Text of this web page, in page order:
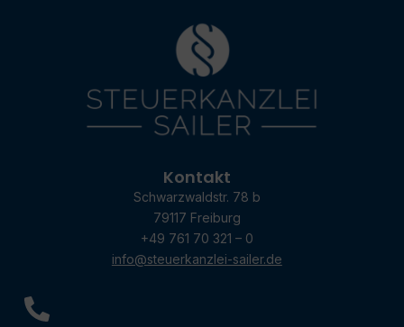
Kontakt
Schwarzwaldstr. 78 b
79117 Freiburg
+49 761 70 321 – 0
info@steuerkanzlei-sailer.de